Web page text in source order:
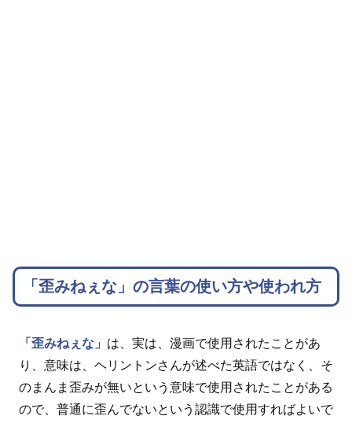
「歪みねぇな」の言葉の使い方や使われ方
「歪みねぇな」 は、実は、漫画で使用されたことがあ
り、意味は、ヘリントンさんが述べた英語ではなく、そ
のまんま歪みが無いという意味で使用されたことがある
ので、普通に歪んでないという認識で使用すればよいで